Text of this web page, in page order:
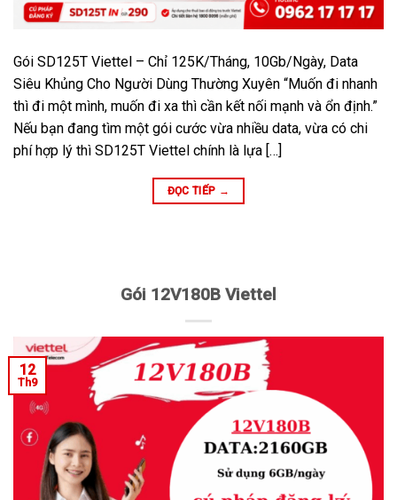
Gói SD125T Viettel – Chỉ 125K/Tháng, 10Gb/Ngày, Data
Siêu Khủng Cho Người Dùng Thường Xuyên “Muốn đi nhanh
thì đi một mình, muốn đi xa thì cần kết nối mạnh và ổn định.”
Nếu bạn đang tìm một gói cước vừa nhiều data, vừa có chi
phí hợp lý thì SD125T Viettel chính là lựa […]
ĐỌC TIẾP →
Gói 12V180B Viettel
12
Th9